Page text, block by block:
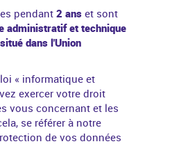
pendant 2 ans et sont
administratif et technique
situé dans l'Union
loi « informatique et
exercer votre droit
vous concernant et les
se référer à notre
de vos données